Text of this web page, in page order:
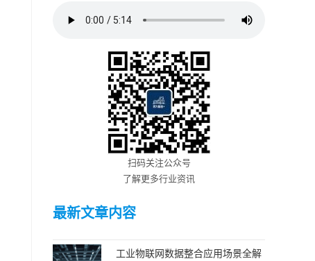
扫码关注公众号
了解更多行业资讯
最新文章内容
工业物联网数据整合应用场景全解